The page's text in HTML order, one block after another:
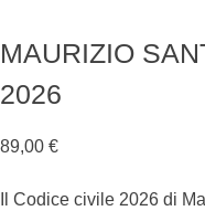
MAURIZIO
2026
89,00 €
Il Codice civile 2026 di